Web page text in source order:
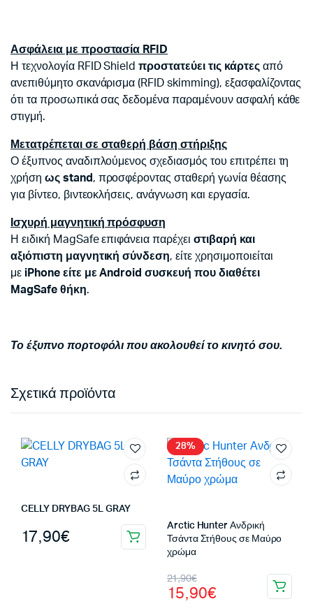
Ασφάλεια με προστασία RFID
Η τεχνολογία RFID Shieldπροστατεύει τις κάρτεςαπό
ανεπιθύμητο σκανάρισμα (RFID skimming), εξασφαλίζοντας
ότι τα προσωπικά σας δεδομένα παραμένουν ασφαλή κάθε
στιγμή.
Μετατρέπεται σε σταθερή βάση στήριξης
Ο έξυπνος αναδιπλούμενος σχεδιασμός του επιτρέπει τη
χρήση ως stand , προσφέροντας σταθερή γωνία θέασης
για βίντεο, βιντεοκλήσεις, ανάγνωση και εργασία.
Ισχυρή μαγνητική πρόσφυση
Η ειδική MagSafe επιφάνεια παρέχει στιβαρή και
αξιόπιστη μαγνητική σύνδεση, είτε χρησιμοποιείται
με iPhone είτε με Android συσκευή που διαθέτει
MagSafe θήκη.
Το έξυπνο πορτοφόλι που ακολουθεί το κινητό σου.
Σχετικά προϊόντα
CELLY DRYBAG 5L GRAY
17,90€
28%
Arctic Hunter Ανδρική
Τσάντα Στήθους σε Μαύρο
χρώμα
21,90€
Original
price
15,90€
Η
τρέχουσα